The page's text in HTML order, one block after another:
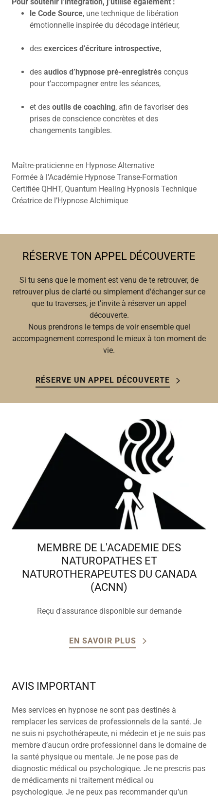
le Code Source, une technique de libération
émotionnelle inspirée du décodage intérieur,
des exercices d’écriture introspective,
des audios d’hypnose pré-enregistrésconçus
pour t’accompagner entre les séances,
et des outils de coaching, afin de favoriser des
prises de conscience concrètes et des
changements tangibles.
Maître-praticienne en Hypnose Alternative
Formée à l’Académie Hypnose Transe-Formation
Certifiée QHHT, Quantum Healing Hypnosis Technique
Créatrice de l’Hypnose Alchimique
RÉSERVE TON APPEL DÉCOUVERTE
Si tu sens que le moment est venu de te retrouver, de
retrouver plus de clarté ou simplement d'échanger sur ce
que tu traverses, je t'invite à réserver un appel
découverte.
Nous prendrons le temps de voir ensemble quel
accompagnement correspond le mieux à ton moment de
vie.
RÉSERVE UN APPEL DÉCOUVERTE
MEMBRE DE L'ACADEMIE DES
NATUROPATHES ET
NATUROTHERAPEUTES DU CANADA
(ACNN)
Reçu d'assurance disponible sur demande
EN SAVOIR PLUS
AVIS IMPORTANT
Mes services en hypnose ne sont pas destinés à
remplacer les services de professionnels de la santé. Je
ne suis ni psychothérapeute, ni médecin et je ne suis pas
membre d’aucun ordre professionnel dans le domaine de
la santé physique ou mentale. Je ne pose pas de
diagnostic médical ou psychologique. Je ne prescris pas
de médicaments ni traitement médical ou
psychologique. Je ne peux pas recommander qu’un